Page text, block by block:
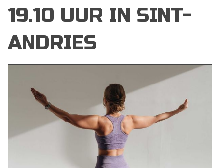
19.10 UUR IN SINT-
ANDRIES